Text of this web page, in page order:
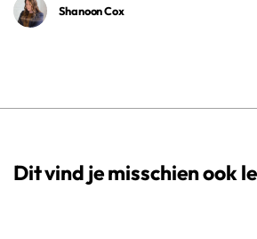
Shanoon Cox
Dit vind je misschien ook